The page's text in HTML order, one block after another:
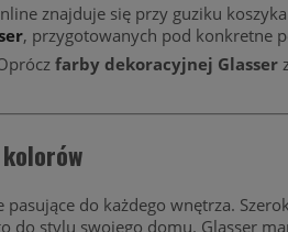
znajduje się przy guziku
, przygotowanych pod konkretne
farby dekoracyjnej Glasser
do każdego wnętrza.
do stylu swojego domu. Glasser